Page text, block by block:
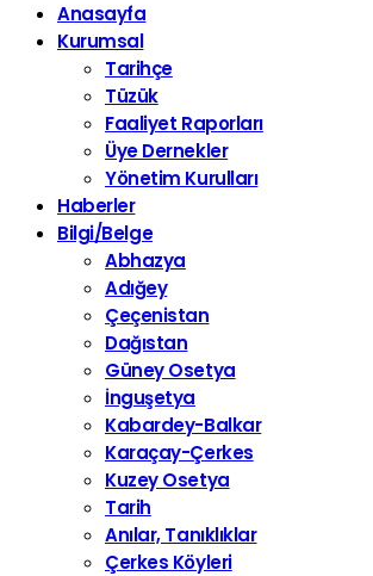
Anasayfa
Kurumsal
Tarihçe
Tüzük
Faaliyet Raporları
Üye Dernekler
Yönetim Kurulları
Haberler
Bilgi/Belge
Abhazya
Adığey
Çeçenistan
Dağıstan
Güney Osetya
İnguşetya
Kabardey-Balkar
Karaçay-Çerkes
Kuzey Osetya
Tarih
Anılar, Tanıklıklar
Çerkes Köyleri